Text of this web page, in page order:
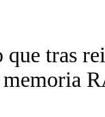
tras